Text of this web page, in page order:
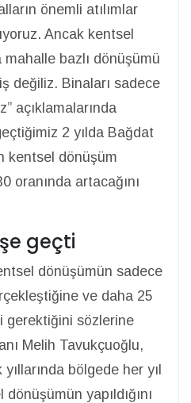
önemli atılımlar
Ancak kentsel
bazlı dönüşümü
değiliz. Binaları sadece
açıklamalarında
2 yılda Bağdat
kentsel dönüşüm
oranında artacağını
geçti
dönüşümün sadece
ve daha 25
gerektiğini sözlerine
Melih Tavukçuoğlu,
bölgede her yıl
yapıldığını